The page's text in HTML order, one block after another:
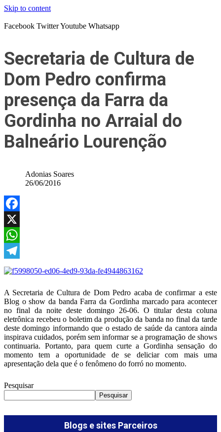
Skip to content
Facebook TwitterYoutube Whatsapp
Secretaria de Cultura de
Dom Pedro confirma
presença da Farra da
Gordinha no Arraial do
Balneário Lourenção
Adonias Soares
26/06/2016
Facebook
X
WhatsApp
Telegram
A Secretaria de Cultura de Dom Pedro acaba de confirmar a este
Blog o show da banda Farra da Gordinha marcado para acontecer
no final da noite deste domingo 26-06. O titular desta coluna
eletrônica recebeu o boletim da produção da banda no final da tarde
deste domingo informando que o estado de saúde da cantora ainda
inspirava cuidados, porém sem informar se a programação de shows
continuaria. Portanto, para quem curte a Gordinha sensação do
momento tem a oportunidade de se deliciar com mais uma
apresentação dela que é o fenômeno do forró no momento.
Pesquisar
Pesquisar
Blogs e sites Parceiros